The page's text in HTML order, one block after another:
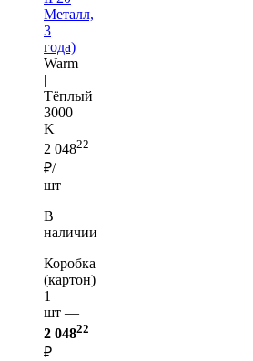
Металл,
3
года)
Warm
|
Тёплый
3000
K
2 04822
₽/
шт
В
наличии
Коробка
(картон)
1
шт —
2 04822
₽